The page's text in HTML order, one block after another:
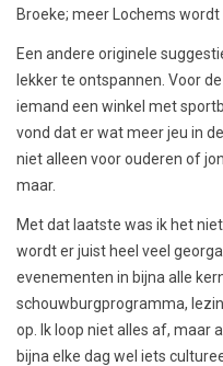
Broeke; meer Lochems wordt
Een andere originele
lekker te ontspannen. Voor
iemand een winkel met
vond dat er wat meer jeu in
niet alleen voor ouderen of
maar.
Met dat laatste was ik het
wordt er juist heel veel
evenementen in bijna alle
schouwburgprogramma,
op. Ik loop niet alles af, maar
bijna elke dag wel iets